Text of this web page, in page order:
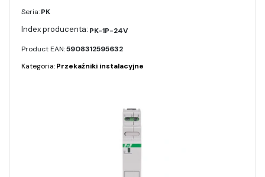
Seria:PK
PK-1P-24V
Product EAN:5908312595632
Kategoria:Przekaźniki instalacyjne